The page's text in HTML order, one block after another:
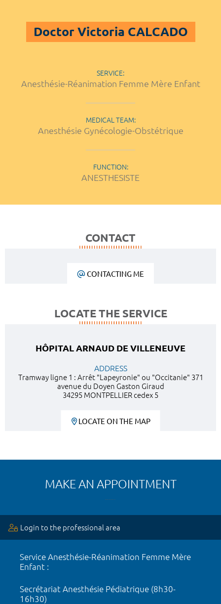
Doctor Victoria CALCADO
SERVICE:
Anesthésie-Réanimation Femme Mère Enfant
MEDICAL TEAM:
Anesthésie Gynécologie-Obstétrique
FUNCTION:
ANESTHESISTE
CONTACT
CONTACTING ME
LOCATE THE SERVICE
HÔPITAL ARNAUD DE VILLENEUVE
ADDRESS
Tramway ligne 1 : Arrêt "Lapeyronie" ou "Occitanie" 371
avenue du Doyen Gaston Giraud
34295 MONTPELLIER cedex 5
LOCATE ON THE MAP
MAKE AN APPOINTMENT
Login to the professional area
Service Anesthésie-Réanimation Femme Mère
Enfant :
Secrétariat Anesthésie Pédiatrique (8h30-
16h30)